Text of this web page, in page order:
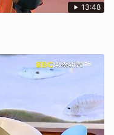
13:48